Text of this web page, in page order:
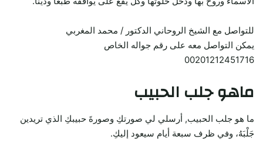
للتواصل مع الشيخ الروحاني الدكتور / محمد المغربي
يمكن التواصل معه على رقم جواله الخاص
00201212451716
ماهو جلب الحبيب
ما هو جلب الحبيب, أرسلي لي صورتكِ وصورةَ حبيبكِ الذي تريدين
جَلْبَهُ، وفي ظرف سبعة أيام سيعود إليكِ.